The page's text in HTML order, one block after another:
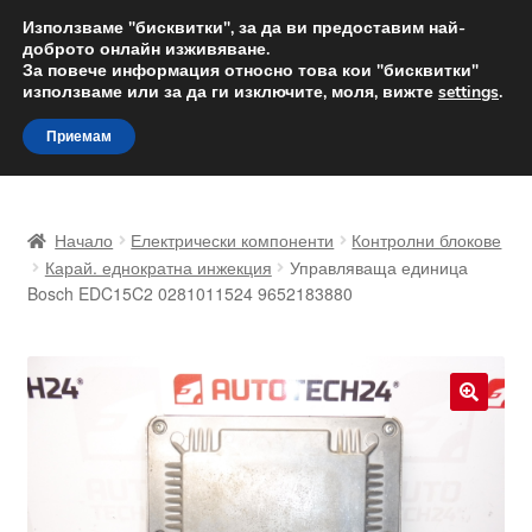
ДОСТАВКА от 12 лв.
Доставка по целия свят
Skip
to
navigation
Skip
to
content
Доставка по целия свят
За нас
Начало Електрически компоненти
Контролни блокове
Карай. еднократна инжекция
Управляваща единица
Bosch EDC15C2 0281011524 9652183880
Използваме "бисквитки", за да ви предоставим най-
доброто онлайн изживяване.
За повече информация относно това кои "бисквитки"
използваме или за да ги изключите, моля, вижте settings.
Приемам